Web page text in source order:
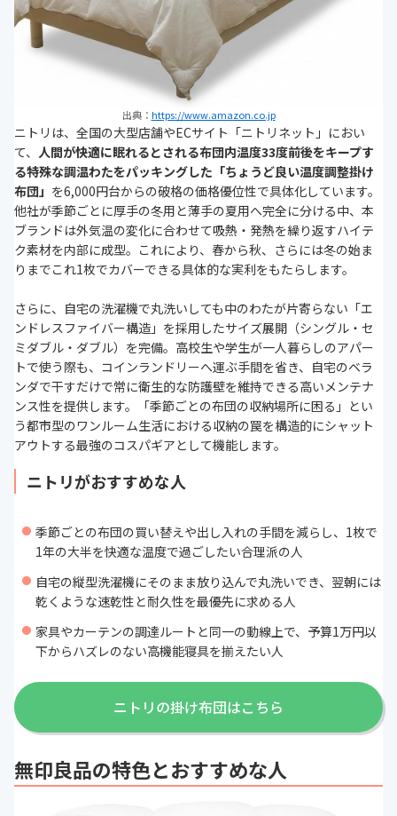
出典： https://www.amazon.co.jp
ニトリは、全国の大型店舗やECサイト「ニトリネット」におい
て、 人間が快適に眠れるとされる布団内温度33度前後をキープす
る特殊な調温わたをパッキングした「ちょうど良い温度調整掛け
布団」 を6,000円台からの破格の価格優位性で具体化しています。
他社が季節ごとに厚手の冬用と薄手の夏用へ完全に分ける中、本
ブランドは外気温の変化に合わせて吸熱・発熱を繰り返すハイテ
ク素材を内部に成型。これにより、春から秋、さらには冬の始ま
りまでこれ1枚でカバーできる具体的な実利をもたらします。
さらに、自宅の洗濯機で丸洗いしても中のわたが片寄らない「エ
ンドレスファイバー構造」を採用したサイズ展開（シングル・セ
ミダブル・ダブル）を完備。高校生や学生が一人暮らしのアパー
トで使う際も、コインランドリーへ運ぶ手間を省き、自宅のベラ
ンダで干すだけで常に衛生的な防護壁を維持できる高いメンテナ
ンス性を提供します。「季節ごとの布団の収納場所に困る」とい
う都市型のワンルーム生活における収納の罠を構造的にシャット
アウトする最強のコスパギアとして機能します。
ニトリがおすすめな人
季節ごとの布団の買い替えや出し入れの手間を減らし、1枚で
1年の大半を快適な温度で過ごしたい合理派の人
自宅の縦型洗濯機にそのまま放り込んで丸洗いでき、翌朝には
乾くような速乾性と耐久性を最優先に求める人
家具やカーテンの調達ルートと同一の動線上で、予算1万円以
下からハズレのない高機能寝具を揃えたい人
ニトリの掛け布団はこちら
無印良品の特色とおすすめな人